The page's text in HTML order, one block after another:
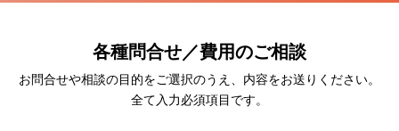
各種問合せ／費用のご相談
お問合せや相談の目的をご選択のうえ、内容をお送りください。
全て入力必須項目です。